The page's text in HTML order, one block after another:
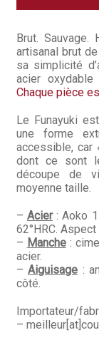
Téléchargements
Thank you for
Tous les articles
Trouver mon
Trouver mon
Brut. Sauvage.
artisanal brut
sa simplicité
acier
Chaque pièce
Le Funayuki
une forme
accessible, car
dont ce sont
découpe de
moyenne taille.
– Acier: Aoko
62°HRC.
– Manche:
acier.
–Aiguisage :
côté.
Importateur/
–